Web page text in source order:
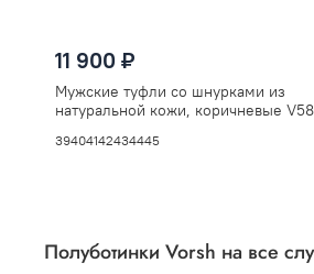
11 900 ₽
Мужские туфли со шнурками из
натуральной кожи, коричневые
39404142434445
Полуботинки Vorsh на все